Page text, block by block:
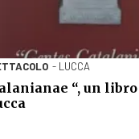
- LUCCA
“, un